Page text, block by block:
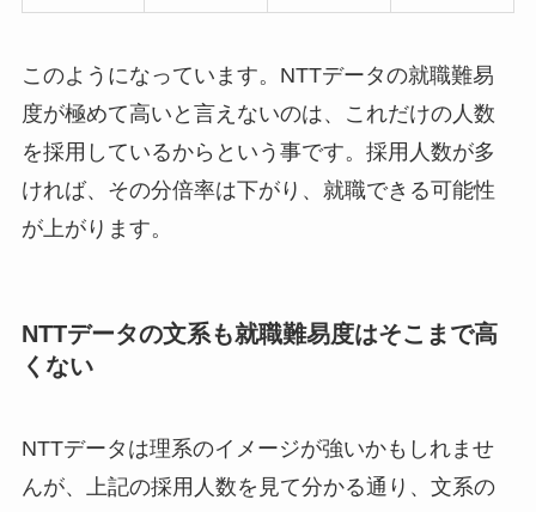
このようになっています。NTTデータの就職難易
度が極めて高いと言えないのは、これだけの人数
を採用しているからという事です。採用人数が多
ければ、その分倍率は下がり、就職できる可能性
が上がります。
NTTデータの文系も就職難易度はそこまで高
くない
NTTデータは理系のイメージが強いかもしれませ
んが、上記の採用人数を見て分かる通り、文系の